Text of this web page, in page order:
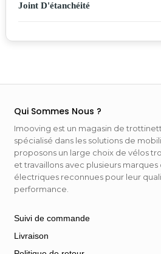
Joint D'étanchéité
Qui Sommes Nous ?
Imooving est un magasin de
spécialisé dans les solutions de
proposons un large choix de vélos
et travaillons avec plusieurs
électriques reconnues pour leur
performance.
Suivi de commande
Livraison